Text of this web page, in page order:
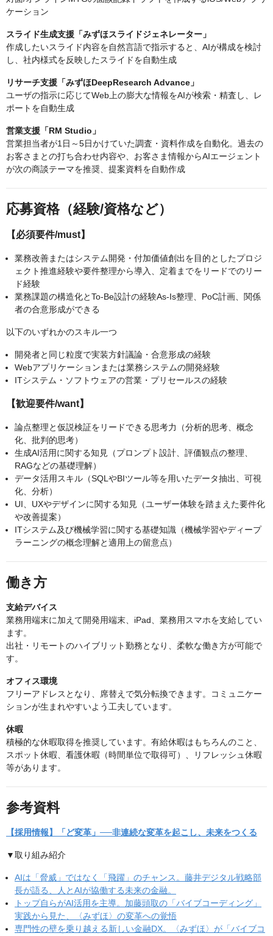
ケーション
スライド生成支援「みずほスライドジェネレーター」
作成したいスライド内容を自然言語で指示すると、AIが構成を検討
し、社内様式を反映したスライドを自動生成
リサーチ支援「みずほDeepResearch Advance」
ユーザの指示に応じてWeb上の膨大な情報をAIが検索・精査し、レ
ポートを自動生成
営業支援「RM Studio」
営業担当者が1日～5日かけていた調査・資料作成を自動化。過去の
お客さまとの打ち合わせ内容や、お客さま情報からAIエージェント
が次の商談テーマを推奨、提案資料を自動作成
応募資格（経験/資格など）
【必須要件/must】
業務改善またはシステム開発・付加価値創出を目的としたプロジ
ェクト推進経験や要件整理から導入、定着までをリードでのリー
ド経験
業務課題の構造化とTo-Be設計の経験As-Is整理、PoC計画、関係
者の合意形成ができる
以下のいずれかのスキル一つ
開発者と同じ粒度で実装方針議論・合意形成の経験
Webアプリケーションまたは業務システムの開発経験
ITシステム・ソフトウェアの営業・プリセールスの経験
【歓迎要件/want】
論点整理と仮説検証をリードできる思考力（分析的思考、概念
化、批判的思考）
生成AI活用に関する知見（プロンプト設計、評価観点の整理、
RAGなどの基礎理解）
データ活用スキル（SQLやBIツール等を用いたデータ抽出、可視
化、分析）
UI、UXやデザインに関する知見（ユーザー体験を踏まえた要件化
や改善提案）
ITシステム及び機械学習に関する基礎知識（機械学習やディープ
ラーニングの概念理解と適用上の留意点）
働き方
支給デバイス
業務用端末に加えて開発用端末、iPad、業務用スマホを支給してい
ます。
出社・リモートのハイブリット勤務となり、柔軟な働き方が可能で
す。
オフィス環境
フリーアドレスとなり、席替えで気分転換できます。コミュニケー
ションが生まれやすいよう工夫しています。
休暇
積極的な休暇取得を推奨しています。有給休暇はもちろんのこと、
スポット休暇、看護休暇（時間単位で取得可）、リフレッシュ休暇
等があります。
参考資料
【採用情報】「ど変革」──非連続な変革を起こし、未来をつくる
▼取り組み紹介
AIは「脅威」ではなく「飛躍」のチャンス。藤井デジタル戦略部
長が語る、人とAIが協働する未来の金融。
トップ自らがAI活用を主導。加藤頭取の「バイブコーディング」
実践から見た、〈みずほ〉の変革への覚悟
専門性の壁を乗り越える新しい金融DX。〈みずほ〉が「バイブコ